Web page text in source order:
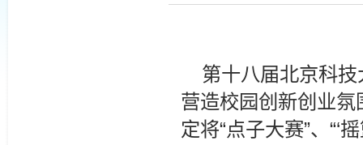
第十八届北京科技
营造校园创新创业
定将“点子大赛”、“‘